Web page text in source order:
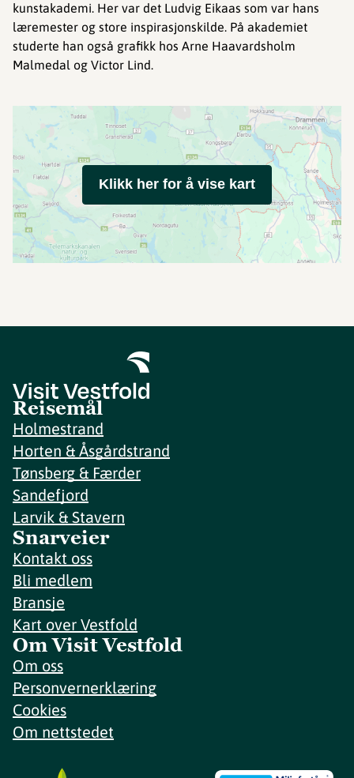
kunstakademi. Her var det Ludvig Eikaas som var hans
læremester og store inspirasjonskilde. På akademiet
studerte han også grafikk hos Arne Haavardsholm
Malmedal og Victor Lind.
Klikk her for å vise kart
Reisemål
Holmestrand
Horten & Åsgårdstrand
Tønsberg & Færder
Sandefjord
Larvik & Stavern
Snarveier
Kontakt oss
Bli medlem
Bransje
Kart over Vestfold
Om Visit Vestfold
Om oss
Personvernerklæring
Cookies
Om nettstedet